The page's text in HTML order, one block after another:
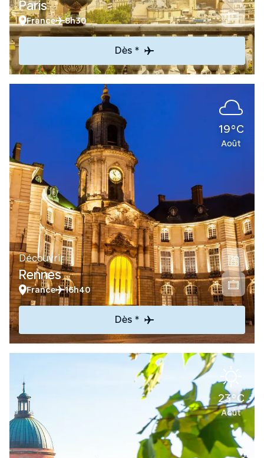
Paris
France 8h30
Dès *
19°C
Août
Découvrir
Rennes
France 16h40
Dès *
23°C
Août